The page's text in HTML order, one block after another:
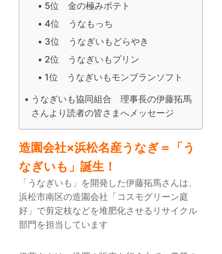
5位 金の極みポテト
4位 うなもっち
3位 うなぎいもどらやき
2位 うなぎいもプリン
1位 うなぎいもモンブランソフト
うなぎいも協同組合 理事長の伊藤拓馬
さんより読者の皆さまへメッセージ
造園会社×浜松名産うなぎ＝「う
なぎいも」誕生！
「うなぎいも」を開発した伊藤拓馬さんは、
浜松市南区の造園会社「コスモグリーン庭
好」で剪定枝などを堆肥化させるリサイクル
部門を担当しています